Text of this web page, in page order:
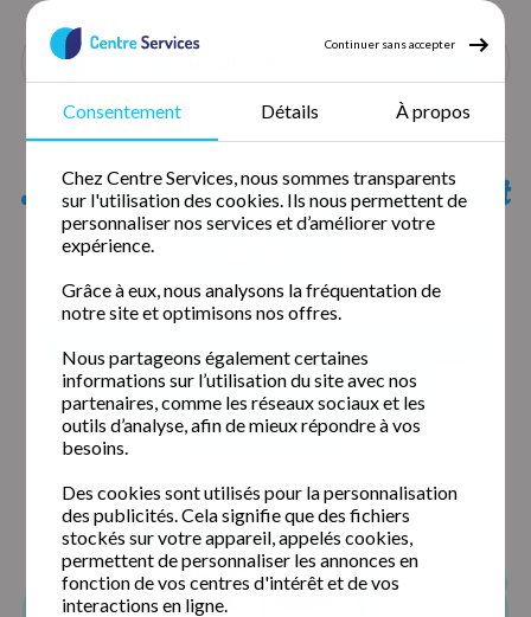
Continuer sans accepter
Consentement Détails À propos
Chez Centre Services, nous sommes transparents
sur l'utilisation des cookies. Ils nous permettent de
personnaliser nos services et d’améliorer votre
expérience.
Grâce à eux, nous analysons la fréquentation de
notre site et optimisons nos offres.
Nous partageons également certaines
informations sur l’utilisation du site avec nos
partenaires, comme les réseaux sociaux et les
outils d’analyse, afin de mieux répondre à vos
besoins.
Des cookies sont utilisés pour la personnalisation
des publicités. Cela signifie que des fichiers
stockés sur votre appareil, appelés cookies,
permettent de personnaliser les annonces en
fonction de vos centres d'intérêt et de vos
interactions en ligne.
Liste des agences qui peuvent
intervenir
Metz Sud (57000) Mulhouse Sud (68100)
Strasbourg (67000)